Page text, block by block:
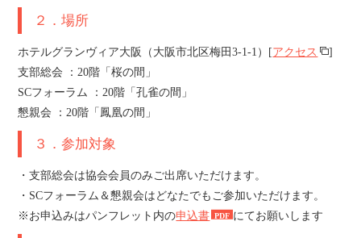
２．場所
ホテルグランヴィア大阪（大阪市北区梅田3-1-1）[アクセス
]
支部総会 ：20階「桜の間」
SCフォーラム ：20階「孔雀の間」
懇親会 ：20階「鳳凰の間」
３．参加対象
・支部総会は協会会員のみご出席いただけます。
・SCフォーラム＆懇親会はどなたでもご参加いただけます。
※お申込みはパンフレット内の申込書 にてお願いします